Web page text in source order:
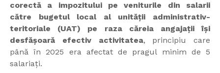
corectă a impozitului pe veniturile din salarii
către bugetul local al unității administrativ-
teritoriale (UAT) pe raza căreia angajații își
desfășoară efectiv activitatea, principiu care
până în 2025 era afectat de pragul minim de 5
salariați.